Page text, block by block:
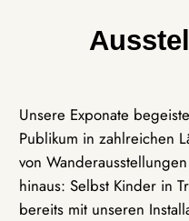
Unsere Exponate
Publikum in zahlreichen
von
hinaus: Selbst Kinder in
bereits mit unseren